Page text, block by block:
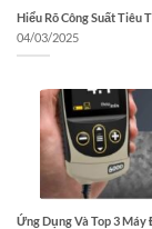
Hiểu Rõ Công Suất Tiêu
04/03/2025
Ứng Dụng Và Top 3